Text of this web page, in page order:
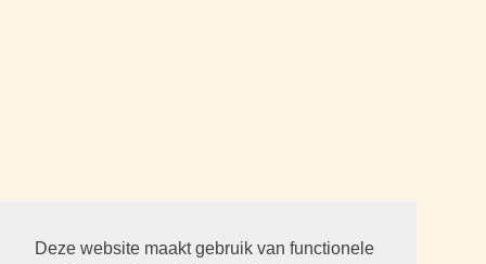
Deze website maakt gebruik van functionele